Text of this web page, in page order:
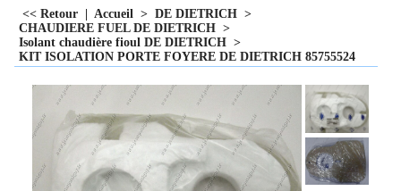
<< Retour Accueil > DE DIETRICH >
CHAUDIERE FUEL DE DIETRICH >
Isolant chaudière fioul DE DIETRICH >
KIT ISOLATION PORTE FOYERE DE DIETRICH 85755524